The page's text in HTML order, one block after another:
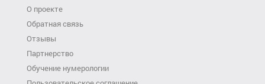
О проекте
Обратная связь
Отзывы
Партнерство
Обучение нумерологии